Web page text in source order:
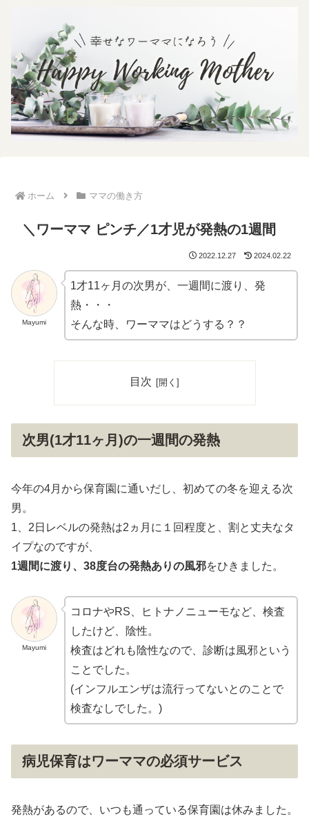
ホーム ママの働き方
＼ワーママ ピンチ／1才児が発熱の1週間
2022.12.27 2024.02.22
Mayumi
1才11ヶ月の次男が、一週間に渡り、発
熱・・・
そんな時、ワーママはどうする？？
目次
次男(1才11ヶ月)の一週間の発熱
今年の4月から保育園に通いだし、初めての冬を迎える次
男。
1、2日レベルの発熱は2ヵ月に１回程度と、割と丈夫なタ
イプなのですが、
1週間に渡り、38度台の発熱ありの風邪をひきました。
Mayumi
コロナやRS、ヒトナノニューモなど、検査
したけど、陰性。
検査はどれも陰性なので、診断は風邪という
ことでした。
(インフルエンザは流行ってないとのことで
検査なしでした。)
病児保育はワーママの必須サービス
発熱があるので、いつも通っている保育園は休みました。